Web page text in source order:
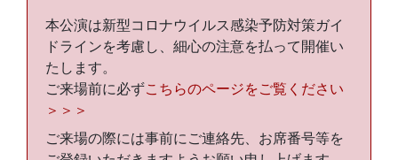
本公演は新型コロナウイルス感染予防対策ガイ
ドラインを考慮し、細心の注意を払って開催い
たします。
ご来場前に必ずこちらのページをご覧ください
＞＞＞
ご来場の際には事前にご連絡先、お席番号等を